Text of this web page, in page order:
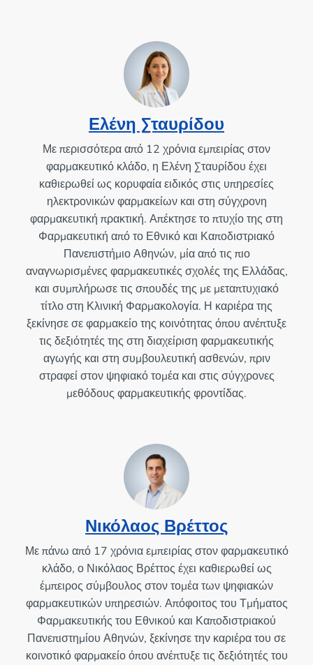
Ελένη Σταυρίδου
Με περισσότερα από 12 χρόνια εμπειρίας στον
φαρμακευτικό κλάδο, η Ελένη Σταυρίδου έχει
καθιερωθεί ως κορυφαία ειδικός στις υπηρεσίες
ηλεκτρονικών φαρμακείων και στη σύγχρονη
φαρμακευτική πρακτική. Απέκτησε το πτυχίο της στη
Φαρμακευτική από το Εθνικό και Καποδιστριακό
Πανεπιστήμιο Αθηνών, μία από τις πιο
αναγνωρισμένες φαρμακευτικές σχολές της Ελλάδας,
και συμπλήρωσε τις σπουδές της με μεταπτυχιακό
τίτλο στη Κλινική Φαρμακολογία. Η καριέρα της
ξεκίνησε σε φαρμακείο της κοινότητας όπου ανέπτυξε
τις δεξιότητές της στη διαχείριση φαρμακευτικής
αγωγής και στη συμβουλευτική ασθενών, πριν
στραφεί στον ψηφιακό τομέα και στις σύγχρονες
μεθόδους φαρμακευτικής φροντίδας.
Νικόλαος Βρέττος
Με πάνω από 17 χρόνια εμπειρίας στον φαρμακευτικό
κλάδο, ο Νικόλαος Βρέττος έχει καθιερωθεί ως
έμπειρος σύμβουλος στον τομέα των ψηφιακών
φαρμακευτικών υπηρεσιών. Απόφοιτος του Τμήματος
Φαρμακευτικής του Εθνικού και Καποδιστριακού
Πανεπιστημίου Αθηνών, ξεκίνησε την καριέρα του σε
κοινοτικό φαρμακείο όπου ανέπτυξε τις δεξιότητές του